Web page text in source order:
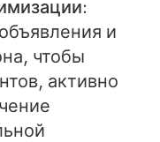
:
и
чтобы
активно